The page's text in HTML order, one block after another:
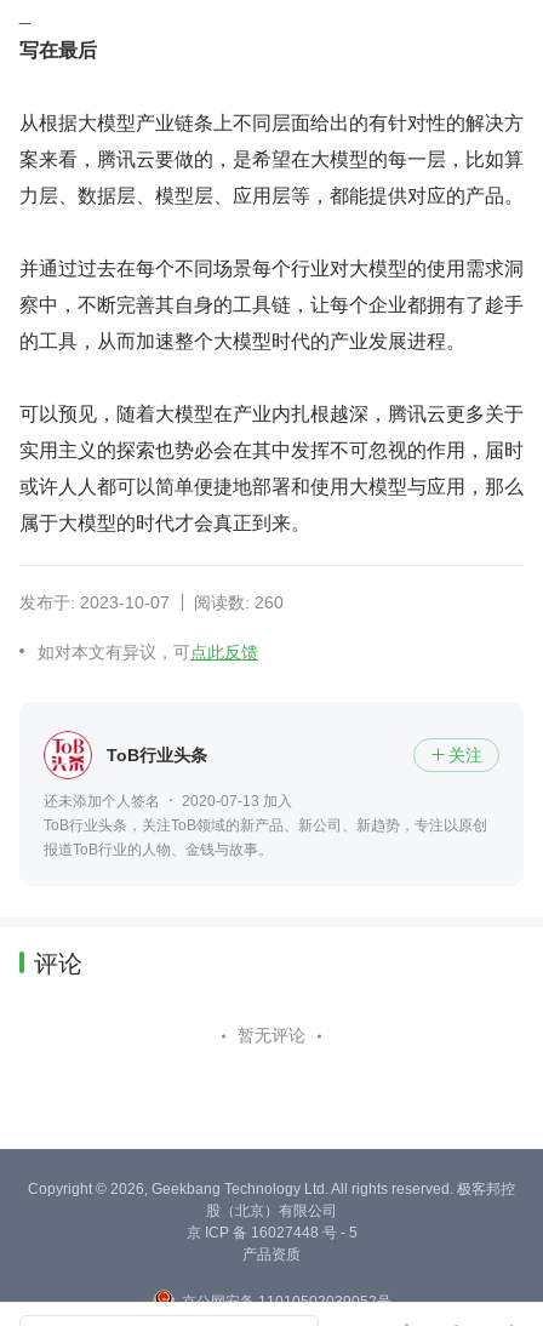
写在最后
从根据大模型产业链条上不同层面给出的有针对性的解决方
案来看，腾讯云要做的，是希望在大模型的每一层，比如算
力层、数据层、模型层、应用层等，都能提供对应的产品。
并通过过去在每个不同场景每个行业对大模型的使用需求洞
察中，不断完善其自身的工具链，让每个企业都拥有了趁手
的工具，从而加速整个大模型时代的产业发展进程。
可以预见，随着大模型在产业内扎根越深，腾讯云更多关于
实用主义的探索也势必会在其中发挥不可忽视的作用，届时
或许人人都可以简单便捷地部署和使用大模型与应用，那么
属于大模型的时代才会真正到来。
发布于: 2023-10-07 阅读数: 260
如对本文有异议，可点此反馈
ToB行业头条  关注
还未添加个人签名
2020-07-13 加入
ToB行业头条，关注ToB领域的新产品、新公司、新趋势，专注以原创
报道ToB行业的人物、金钱与故事。
评论
暂无评论
Copyright © 2026, Geekbang Technology Ltd. All rights reserved. 极客邦控
股（北京）有限公司
京 ICP 备 16027448 号 - 5
产品资质
京公网安备 11010502039052号